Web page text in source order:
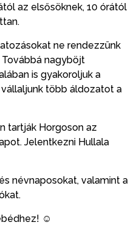
az elsősöknek, 10 órától
ne rendezzünk
Továbbá nagyböjt
is gyakoroljuk a
több áldozatot a
tartják Horgoson az
Jelentkezni Hullala
névnaposokat, valamint a
☺